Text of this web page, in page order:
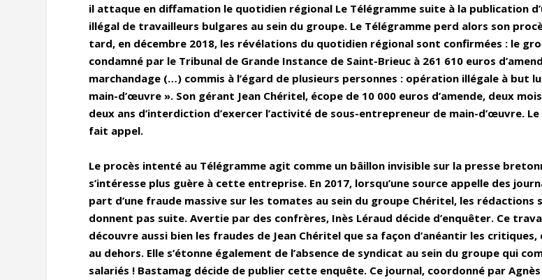
il attaque en diffamation le quotidien régional Le Télégramme suite à la publication
illégal de travailleurs bulgares au sein du groupe. Le Télégramme perd alors son
tard, en décembre 2018, les révélations du quotidien régional sont confirmées : le
condamné par le Tribunal de Grande Instance de Saint-Brieuc à 261 610 euros
marchandage (…) commis à l’égard de plusieurs personnes : opération illégale à but
main-d’œuvre ». Son gérant Jean Chéritel, écope de 10 000 euros d’amende, deux
deux ans d’interdiction d’exercer l’activité de sous-entrepreneur de main-d’œuvre.
fait appel.
Le procès intenté au Télégramme agit comme un bâillon invisible sur la presse
s’intéresse plus guère à cette entreprise. En 2017, lorsqu’une source appelle des
part d’une fraude massive sur les tomates au sein du groupe Chéritel, les rédactions
donnent pas suite. Avertie par des confrères, Inès Léraud décide d’enquêter. Ce
découvre aussi bien les fraudes de Jean Chéritel que sa façon d’anéantir les critiques,
au dehors. Elle s’étonne également de l’absence de syndicat au sein du groupe qui
salariés ! Bastamag décide de publier cette enquête. Ce journal, coordonné par